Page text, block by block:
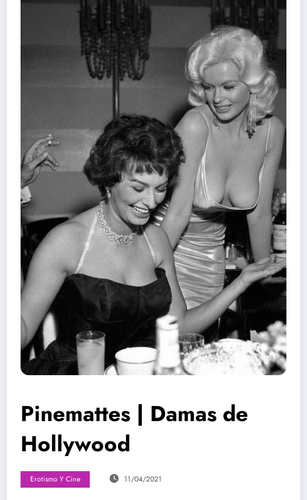
Pinemattes | Damas de
Hollywood
Erotismo Y Cine 11/04/2021